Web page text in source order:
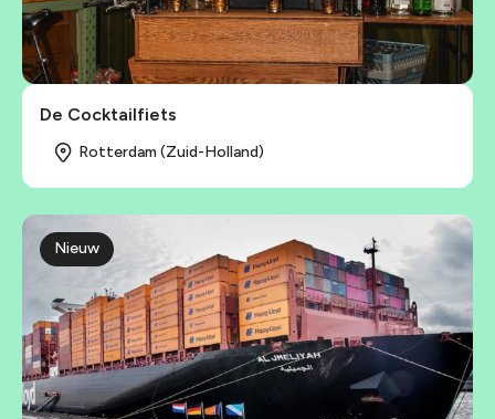
De Cocktailfiets
Rotterdam (Zuid-Holland)
Nieuw